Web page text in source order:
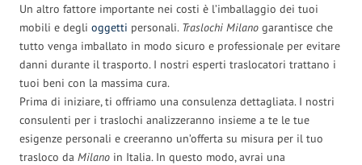
Un altro fattore importante nei costi è l’imballaggio dei tuoi
mobili e degli oggetti personali. Traslochi Milano garantisce che
tutto venga imballato in modo sicuro e professionale per evitare
danni durante il trasporto. I nostri esperti traslocatori trattano i
tuoi beni con la massima cura.
Prima di iniziare, ti offriamo una consulenza dettagliata. I nostri
consulenti per i traslochi analizzeranno insieme a te le tue
esigenze personali e creeranno un’offerta su misura per il tuo
trasloco da Milano in Italia. In questo modo, avrai una